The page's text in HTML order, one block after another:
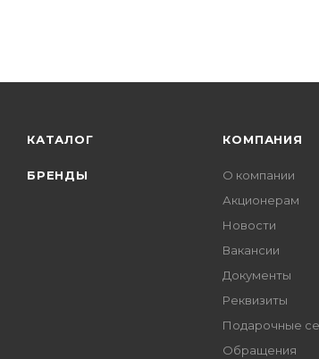
КАТАЛОГ
БРЕНДЫ
КОМПАНИЯ
О компании
Акционерам
Новости
Вакансии
Документы
Реквизиты
Подарочные
Обращения